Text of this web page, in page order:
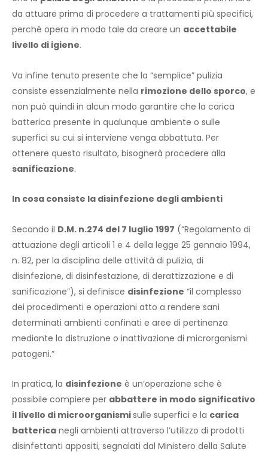
da attuare prima di procedere a trattamenti più specifici,
perché opera in modo tale da creare un accettabile
livello di igiene.
Va infine tenuto presente che la “semplice” pulizia
consiste essenzialmente nella rimozione dello sporco, e
non può quindi in alcun modo garantire che la carica
batterica presente in qualunque ambiente o sulle
superfici su cui si interviene venga abbattuta. Per
ottenere questo risultato, bisognerà procedere alla
sanificazione.
In cosa consiste la disinfezione degli ambienti
Secondo il D.M. n.274 del 7 luglio 1997 (“Regolamento di
attuazione degli articoli 1 e 4 della legge 25 gennaio 1994,
n. 82, per la disciplina delle attività di pulizia, di
disinfezione, di disinfestazione, di derattizzazione e di
sanificazione”), si definisce disinfezione “il complesso
dei procedimenti e operazioni atto a rendere sani
determinati ambienti confinati e aree di pertinenza
mediante la distruzione o inattivazione di microrganismi
patogeni.”
In pratica, la disinfezione è un’operazione sche è
possibile compiere per abbattere in modo significativo
il livello di microorganismisulle superfici e la carica
batterica negli ambienti attraverso l’utilizzo di prodotti
disinfettanti appositi, segnalati dal Ministero della Salute